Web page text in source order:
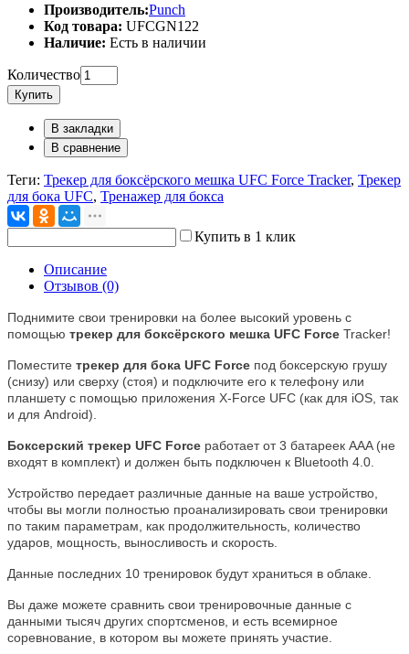
Производитель:Punch
Код товара: UFCGN122
Наличие: Есть в наличии
Количество
Купить
В закладки
В сравнение
Теги: Трекер для боксёрского мешка UFC Force Tracker, Трекер
для бока UFC, Тренажер для бокса
Купить в 1 клик
Описание
Отзывов (0)
Поднимите свои тренировки на более высокий уровень с
помощью трекер для боксёрского мешка UFC Force Tracker!
Поместите трекер для бока UFC Force под боксерскую грушу
(снизу) или сверху (стоя) и подключите его к телефону или
планшету с помощью приложения X-Force UFC (как для iOS, так
и для Android).
Боксерский трекер UFC Force работает от 3 батареек AAA (не
входят в комплект) и должен быть подключен к Bluetooth 4.0.
Устройство передает различные данные на ваше устройство,
чтобы вы могли полностью проанализировать свои тренировки
по таким параметрам, как продолжительность, количество
ударов, мощность, выносливость и скорость.
Данные последних 10 тренировок будут храниться в облаке.
Вы даже можете сравнить свои тренировочные данные с
данными тысяч других спортсменов, и есть всемирное
соревнование, в котором вы можете принять участие.